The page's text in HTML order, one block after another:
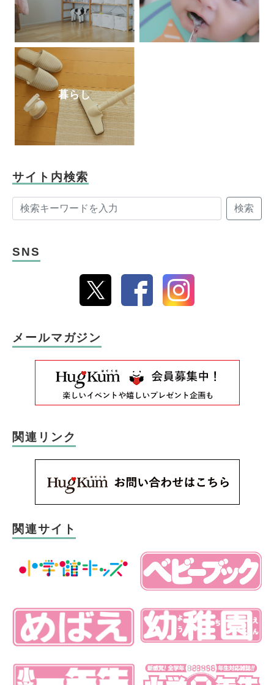
暮らし
サイト内検索
検索
SNS
メールマガジン
関連リンク
関連サイト